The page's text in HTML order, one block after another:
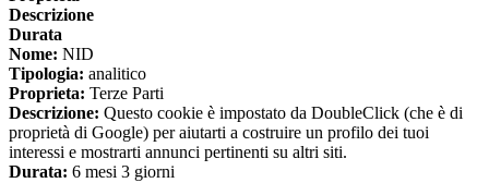
Descrizione
Durata
Nome: NID
Tipologia: analitico
Proprieta: Terze Parti
Descrizione: Questo cookie è impostato da DoubleClick (che è di
proprietà di Google) per aiutarti a costruire un profilo dei tuoi
interessi e mostrarti annunci pertinenti su altri siti.
Durata: 6 mesi 3 giorni